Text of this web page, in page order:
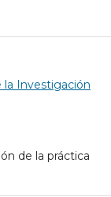
la Investigación
de la práctica